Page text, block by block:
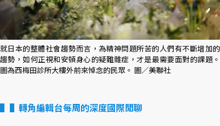
就日本的整體社會趨勢而言，為精神問題所苦的人們有不斷增加的
趨勢，如何正視和安頓身心的疑難雜症，才是最需要面對的課題。
圖為西梅田診所大樓外前來悼念的民眾。 圖／美聯社
▌轉角編輯台每周的深度國際閒聊